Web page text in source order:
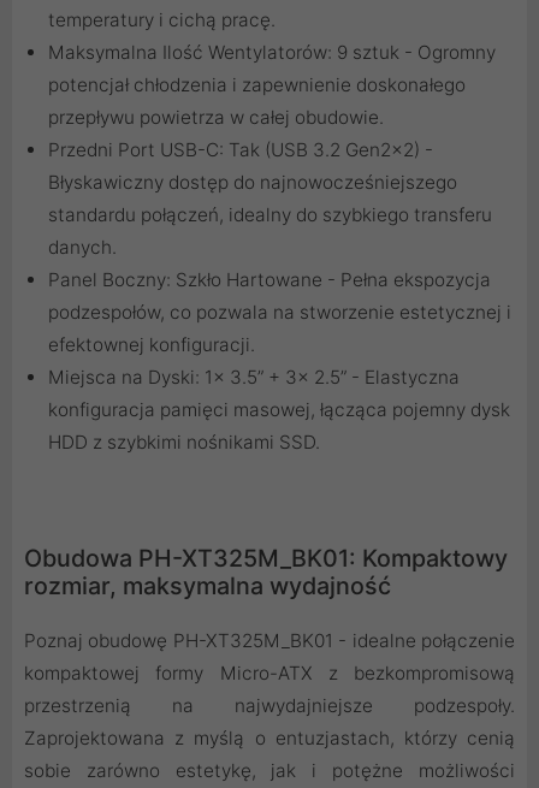
temperatury i cichą pracę.
Maksymalna Ilość Wentylatorów: 9 sztuk - Ogromny
potencjał chłodzenia i zapewnienie doskonałego
przepływu powietrza w całej obudowie.
Przedni Port USB-C: Tak (USB 3.2 Gen2x2) -
Błyskawiczny dostęp do najnowocześniejszego
standardu połączeń, idealny do szybkiego transferu
danych.
Panel Boczny: Szkło Hartowane - Pełna ekspozycja
podzespołów, co pozwala na stworzenie estetycznej i
efektownej konfiguracji.
Miejsca na Dyski: 1x 3.5” + 3x 2.5” - Elastyczna
konfiguracja pamięci masowej, łącząca pojemny dysk
HDD z szybkimi nośnikami SSD.
Obudowa PH-XT325M_BK01: Kompaktowy
rozmiar, maksymalna wydajność
Poznaj obudowę PH-XT325M_BK01 - idealne połączenie
kompaktowej formy Micro-ATX z bezkompromisową
przestrzenią na najwydajniejsze podzespoły.
Zaprojektowana z myślą o entuzjastach, którzy cenią
sobie zarówno estetykę, jak i potężne możliwości